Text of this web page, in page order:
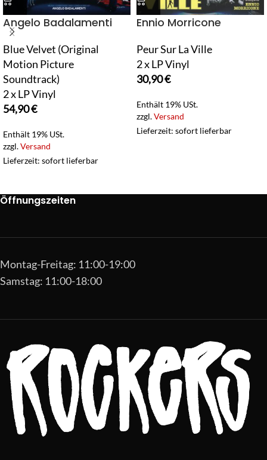
Angelo Badalamenti
Blue Velvet (Original
Motion Picture
Soundtrack)
2 x LP Vinyl
54,90€
Enthält 19% USt.
zzgl.Versand
Lieferzeit: sofort lieferbar
Ennio Morricone
Peur Sur La Ville
2 x LP Vinyl
30,90€
Enthält 19% USt.
zzgl.Versand
Lieferzeit: sofort lieferbar
Öffnungszeiten
Montag-Freitag: 11:00-19:00
Samstag: 11:00-18:00